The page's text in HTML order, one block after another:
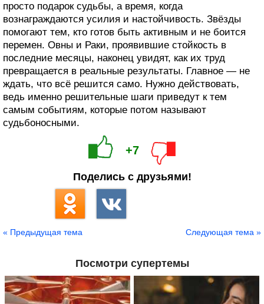
просто подарок судьбы, а время, когда
вознаграждаются усилия и настойчивость. Звёзды
помогают тем, кто готов быть активным и не боится
перемен. Овны и Раки, проявившие стойкость в
последние месяцы, наконец увидят, как их труд
превращается в реальные результаты. Главное — не
ждать, что всё решится само. Нужно действовать,
ведь именно решительные шаги приведут к тем
самым событиям, которые потом называют
судьбоносными.
+7
Поделись с друзьями!
« Предыдущая тема Следующая тема »
Посмотри супертемы